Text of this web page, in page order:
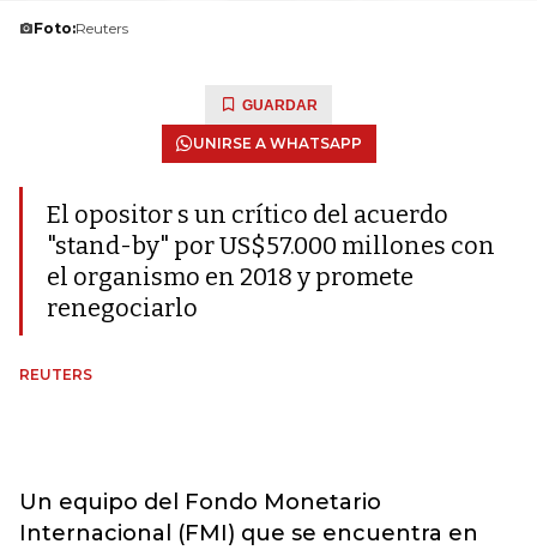
Foto:Reuters
GUARDAR
UNIRSE A WHATSAPP
El opositor s un crítico del acuerdo
"stand-by" por US$57.000 millones con
el organismo en 2018 y promete
renegociarlo
REUTERS
Un equipo del Fondo Monetario
Internacional (FMI) que se encuentra en